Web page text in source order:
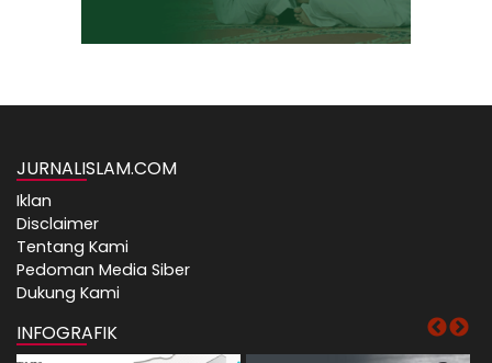
JURNALISLAM.COM
Iklan
Disclaimer
Tentang Kami
Pedoman Media Siber
Dukung Kami
INFOGRAFIK